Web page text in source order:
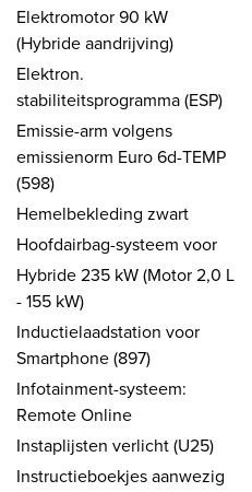
Elektromotor 90 kW
(Hybride aandrijving)
Elektron.
stabiliteitsprogramma (ESP)
Emissie-arm volgens
emissienorm Euro 6d-TEMP
(598)
Hemelbekleding zwart
Hoofdairbag-systeem voor
Hybride 235 kW (Motor 2,0 L
- 155 kW)
Inductielaadstation voor
Smartphone (897)
Infotainment-systeem:
Remote Online
Instaplijsten verlicht (U25)
Instructieboekjes aanwezig